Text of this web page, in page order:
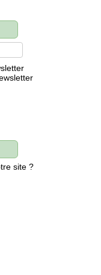
aux newsletters
site ?